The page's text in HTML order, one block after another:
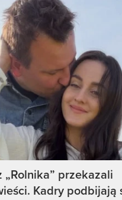
„Rolnika” przekazali
Kadry podbijają